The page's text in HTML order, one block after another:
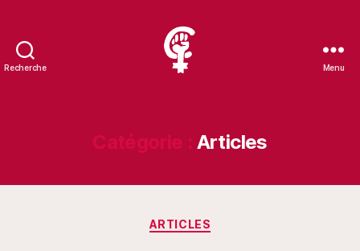
Recherche Menu
Catégorie : Articles
Catégories
ARTICLES